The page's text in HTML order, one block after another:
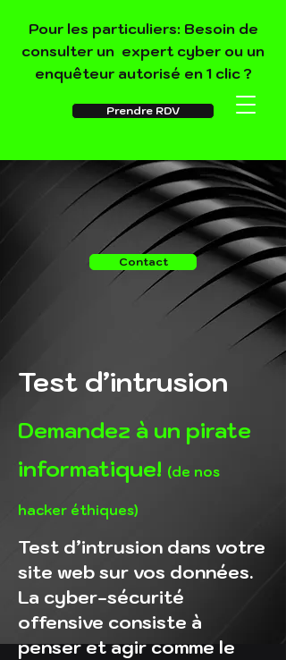
Pour les particuliers: Besoin de
consulter un expert cyber ou un
enquêteur autorisé en 1 clic ?
Prendre RDV
Contact
Test d’intrusion
Demandez à un pirate
informatique! (de nos
hacker éthiques)
Test d’intrusion dans votre
site web sur vos données.
La cyber-sécurité
offensive consiste à
penser et agir comme le